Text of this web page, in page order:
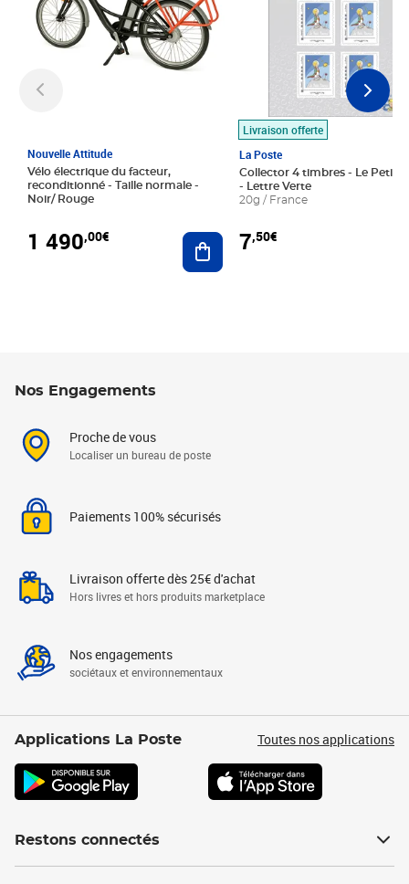
Nouvelle Attitude
Vélo électrique du facteur,
reconditionné - Taille normale -
Noir/ Rouge
1 490,00€ Ajouter au panier
Livraison offerte
La Poste
Collector 4 timbres - Le Petit
- Lettre Verte
20g / France
7,50€
Nos Engagements
Proche de vous
Localiser un bureau de poste
Paiements 100% sécurisés
Livraison offerte dès 25€ d'achat
Hors livres et hors produits marketplace
Nos engagements
sociétaux et environnementaux
Applications La Poste Toutes nos applications
Restons connectés